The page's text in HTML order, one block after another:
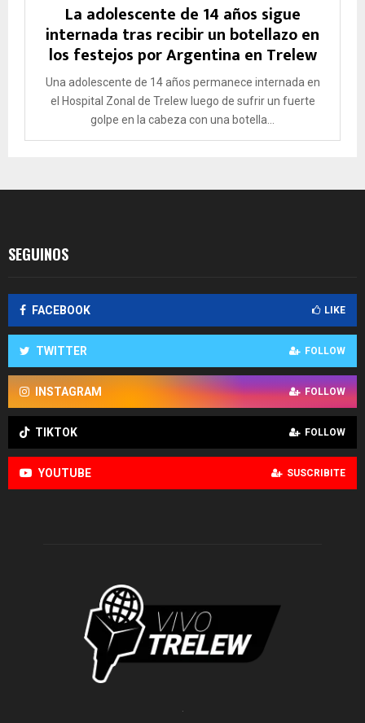
La adolescente de 14 años sigue
internada tras recibir un botellazo en
los festejos por Argentina en Trelew
Una adolescente de 14 años permanece internada en
el Hospital Zonal de Trelew luego de sufrir un fuerte
golpe en la cabeza con una botella...
SEGUINOS
FACEBOOK LIKE
TWITTER FOLLOW
INSTAGRAM FOLLOW
TIKTOK FOLLOW
YOUTUBE SUSCRIBITE